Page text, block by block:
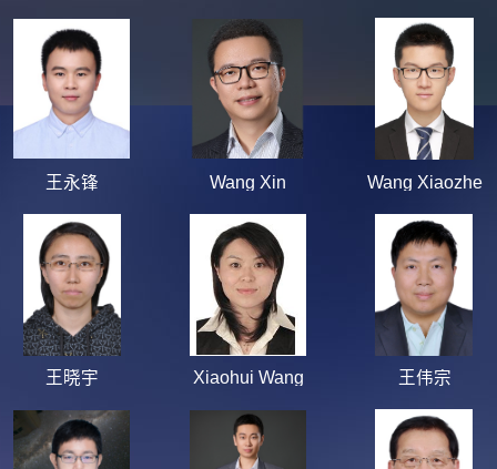
王永锋 Wang Xin Wang Xiaozhe
王晓宇 Xiaohui Wang 王伟宗